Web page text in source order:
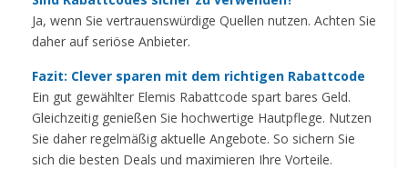
Ja, wenn Sie vertrauenswürdige Quellen nutzen. Achten Sie
daher auf seriöse Anbieter.
Fazit: Clever sparen mit dem richtigen Rabattcode
Ein gut gewählter Elemis Rabattcode spart bares Geld.
Gleichzeitig genießen Sie hochwertige Hautpflege. Nutzen
Sie daher regelmäßig aktuelle Angebote. So sichern Sie
sich die besten Deals und maximieren Ihre Vorteile.